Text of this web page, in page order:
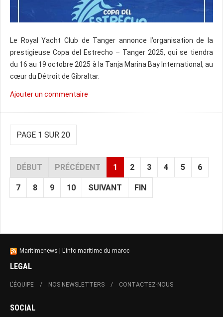
Le Royal Yacht Club de Tanger annonce l’organisation de la
prestigieuse Copa del Estrecho – Tanger 2025, qui se tiendra
du 16 au 19 octobre 2025 à la Tanja Marina Bay International, au
cœur du Détroit de Gibraltar.
Ajouter un commentaire
PAGE 1 SUR 20
DÉBUT PRÉCÉDENT 1 2 3 4 5 6
7 8 9 10 SUIVANT FIN
Maritimenews | L'info maritime du maroc
LEGAL
L'ÉQUIPE NOS NEWSLETTERS CONTACTEZ-NOUS
SOCIAL